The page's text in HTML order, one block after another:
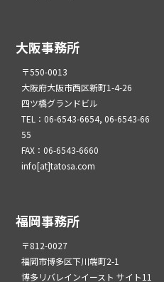
大阪事務所
〒550-0013
大阪府大阪市西区新町1-4-26
四ツ橋グランドビル
TEL：06-6543-6654, 06-6543-66
55
FAX：06-6543-6660
info[at]tatosa.com
福岡事務所
〒812-0027
福岡市博多区下川端町2-1
博多リバレインイースト サイト11